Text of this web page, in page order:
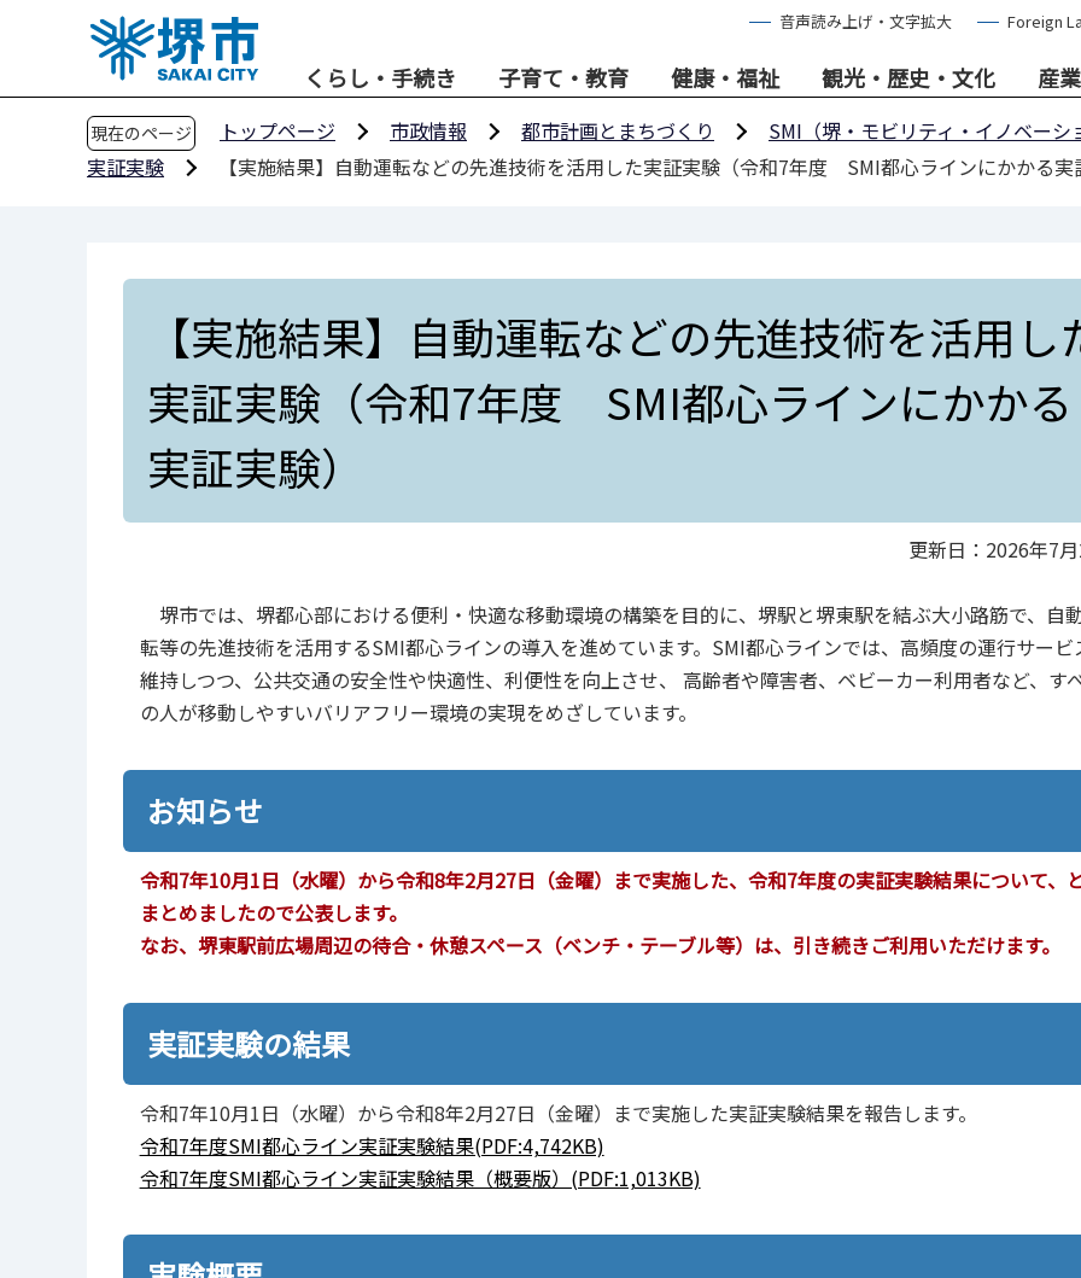
音声読み上げ・文字拡大 Foreign
くらし・手続き 子育て・教育 健康・福祉 観光・歴史・文化 産
現在のページ トップページ 市政情報 都市計画とまちづくり
SMI（堺・モビリティ・イノベー
実証実験
【実施結果】自動運転などの先進技術を活用した実証実験（令和7年度 SMI都心ラインにかかる実
【実施結果】自動運転などの先進技術を活用し
実証実験（令和7年度 SMI都心ラインにかかる
実証実験）
更新日：2026年7
堺市では、堺都心部における便利・快適な移動環境の構築を目的に、堺駅と堺東駅を結ぶ大小路筋で、自
転等の先進技術を活用するSMI都心ラインの導入を進めています。SMI都心ラインでは、高頻度の運行サービ
維持しつつ、公共交通の安全性や快適性、利便性を向上させ、 高齢者や障害者、ベビーカー利用者など、す
の人が移動しやすいバリアフリー環境の実現をめざしています。
お知らせ
令和7年10月1日（水曜）から令和8年2月27日（金曜）まで実施した、令和7年度の実証実験結果について、
まとめましたので公表します。
なお、堺東駅前広場周辺の待合‧休憩スペース（ベンチ‧テーブル等）は、引き続きご利⽤いただけます。
実証実験の結果
令和7年10月1日（水曜）から令和8年2月27日（金曜）まで実施した実証実験結果を報告します。
令和7年度SMI都心ライン実証実験結果(PDF:4,742KB)
令和7年度SMI都心ライン実証実験結果（概要版）(PDF:1,013KB)